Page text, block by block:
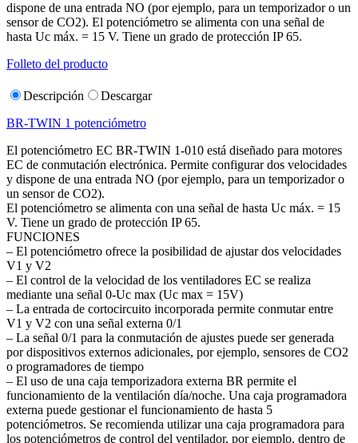
dispone de una entrada NO (por ejemplo, para un temporizador o un
sensor de CO2). El potenciómetro se alimenta con una señal de
hasta Uc máx. = 15 V. Tiene un grado de protección IP 65.
Folleto del producto
Descripción
Descargar
BR-TWIN 1 potenciómetro
El potenciómetro EC BR-TWIN 1-010 está diseñado para motores
EC de conmutación electrónica. Permite configurar dos velocidades
y dispone de una entrada NO (por ejemplo, para un temporizador o
un sensor de CO2).
El potenciómetro se alimenta con una señal de hasta Uc máx. = 15
V. Tiene un grado de protección IP 65.
FUNCIONES
– El potenciómetro ofrece la posibilidad de ajustar dos velocidades
V1 y V2
– El control de la velocidad de los ventiladores EC se realiza
mediante una señal 0-Uc max (Uc max = 15V)
– La entrada de cortocircuito incorporada permite conmutar entre
V1 y V2 con una señal externa 0/1
– La señal 0/1 para la conmutación de ajustes puede ser generada
por dispositivos externos adicionales, por ejemplo, sensores de CO2
o programadores de tiempo
– El uso de una caja temporizadora externa BR permite el
funcionamiento de la ventilación día/noche. Una caja programadora
externa puede gestionar el funcionamiento de hasta 5
potenciómetros. Se recomienda utilizar una caja programadora para
los potenciómetros de control del ventilador, por ejemplo, dentro de